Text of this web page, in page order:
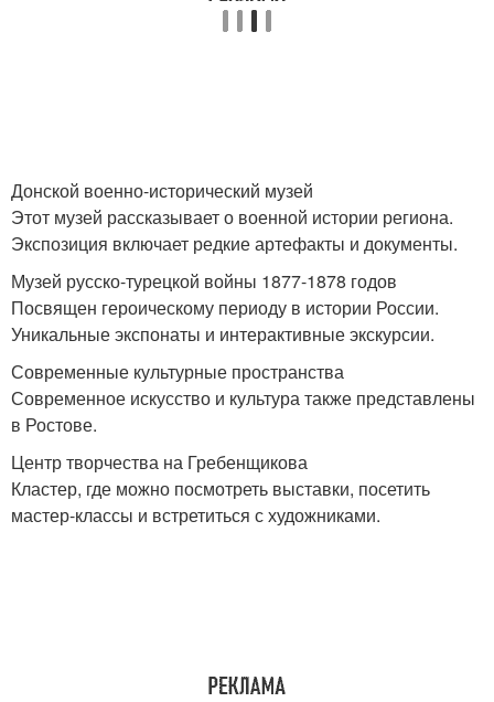
Донской военно-исторический музей
Этот музей рассказывает о военной истории региона.
Экспозиция включает редкие артефакты и документы.
Музей русско-турецкой войны 1877-1878 годов
Посвящен героическому периоду в истории России.
Уникальные экспонаты и интерактивные экскурсии.
Современные культурные пространства
Современное искусство и культура также представлены
в Ростове.
Центр творчества на Гребенщикова
Кластер, где можно посмотреть выставки, посетить
мастер-классы и встретиться с художниками.